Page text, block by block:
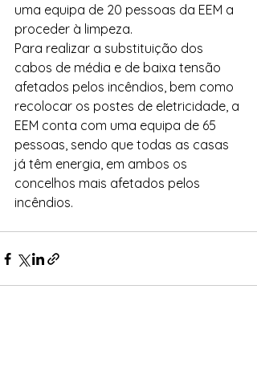
uma equipa de 20 pessoas da EEM a
proceder à limpeza.
Para realizar a substituição dos
cabos de média e de baixa tensão
afetados pelos incêndios, bem como
recolocar os postes de eletricidade, a
EEM conta com uma equipa de 65
pessoas, sendo que todas as casas
já têm energia, em ambos os
concelhos mais afetados pelos
incêndios.